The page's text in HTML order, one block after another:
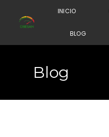
INICIO
BLOG
Blog